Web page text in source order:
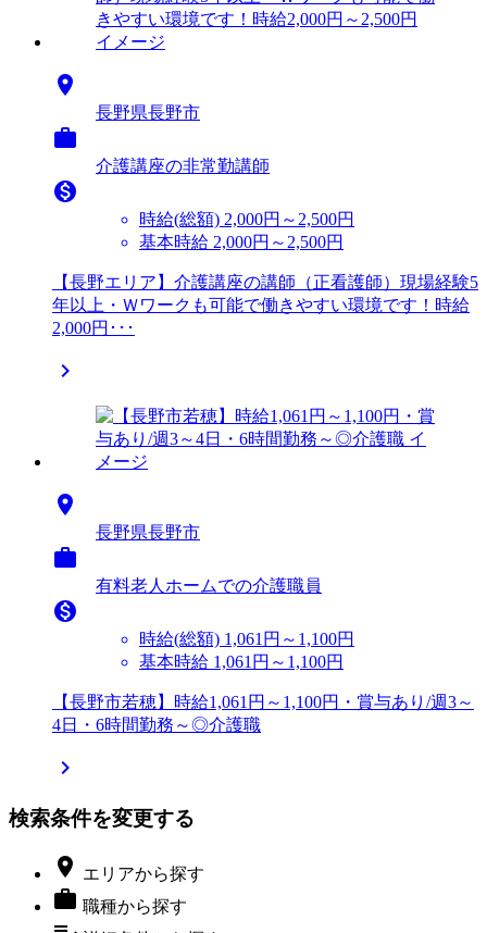

長野県長野市

介護講座の非常勤講師

時給(総額) 2,000円～2,500円
基本時給 2,000円～2,500円
【長野エリア】介護講座の講師（正看護師）現場経験5
年以上・Ｗワークも可能で働きやすい環境です！時給
2,000円･･･


長野県長野市

有料老人ホームでの介護職員

時給(総額) 1,061円～1,100円
基本時給 1,061円～1,100円
【長野市若穂】時給1,061円～1,100円・賞与あり/週3～
4日・6時間勤務～◎介護職

検索条件を変更する
 エリアから探す
 職種から探す